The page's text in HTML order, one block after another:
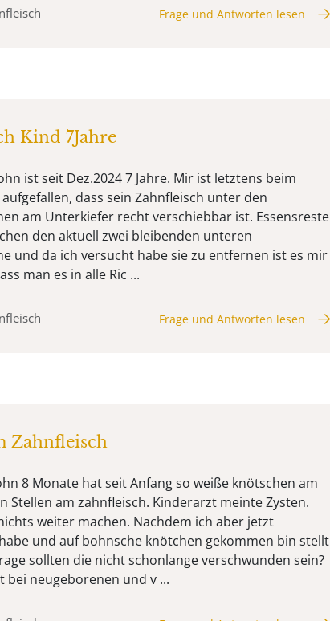
Frage und Antworten lesen
Kind 7Jahre
ist seit Dez.2024 7 Jahre. Mir ist letztens beim
dass sein Zahnfleisch unter den
am Unterkiefer recht verschiebbar ist. Essensreste
den aktuell zwei bleibenden unteren
und da ich versucht habe sie zu entfernen ist es mir
man es in alle Ric ...
Frage und Antworten lesen
Zahnfleisch
8 Monate hat seit Anfang so weiße knötschen am
Stellen am zahnfleisch. Kinderarzt meinte Zysten.
weiter machen. Nachdem ich aber jetzt
und auf bohnsche knötchen gekommen bin stellt
sollten die nicht schonlange verschwunden sein?
bei neugeborenen und v ...